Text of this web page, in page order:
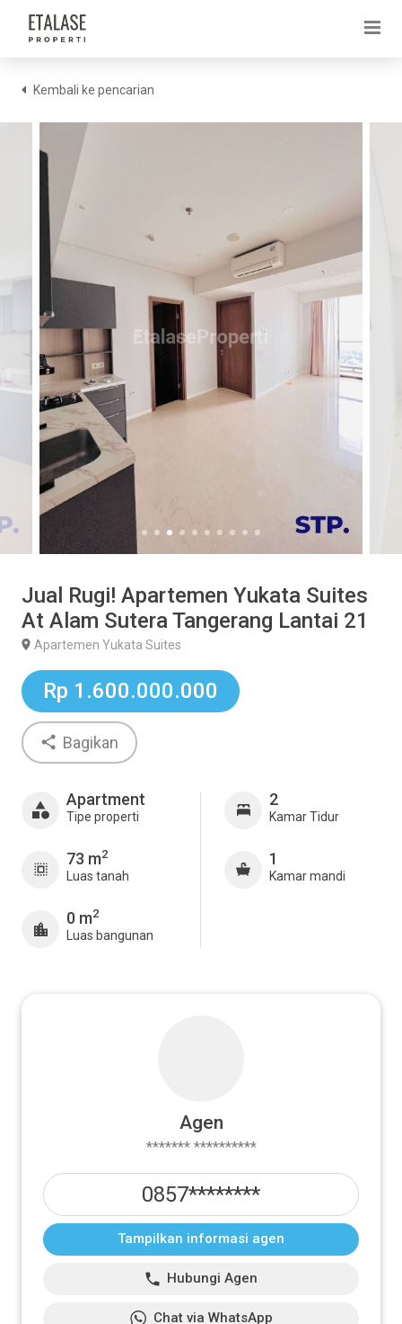
Kembali ke pencarian
Jual Rugi! Apartemen Yukata Suites
At Alam Sutera Tangerang Lantai 21
Apartemen Yukata Suites
Rp 1.600.000.000
Bagikan
Apartment
Tipe properti
73 m2
Luas tanah
0 m2
Luas bangunan
2
Kamar Tidur
1
Kamar mandi
Agen
******* **********
0857********
Tampilkan informasi agen
Hubungi Agen
Chat via WhatsApp